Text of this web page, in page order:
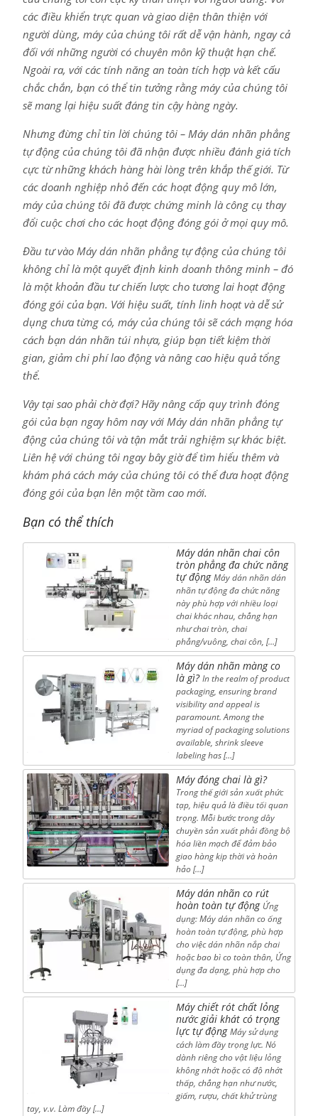
các điều khiển trực quan và giao diện thân thiện với
người dùng, máy của chúng tôi rất dễ vận hành, ngay cả
đối với những người có chuyên môn kỹ thuật hạn chế.
Ngoài ra, với các tính năng an toàn tích hợp và kết cấu
chắc chắn, bạn có thể tin tưởng rằng máy của chúng tôi
sẽ mang lại hiệu suất đáng tin cậy hàng ngày.
Nhưng đừng chỉ tin lời chúng tôi – Máy dán nhãn phẳng
tự động của chúng tôi đã nhận được nhiều đánh giá tích
cực từ những khách hàng hài lòng trên khắp thế giới. Từ
các doanh nghiệp nhỏ đến các hoạt động quy mô lớn,
máy của chúng tôi đã được chứng minh là công cụ thay
đổi cuộc chơi cho các hoạt động đóng gói ở mọi quy mô.
Đầu tư vào Máy dán nhãn phẳng tự động của chúng tôi
không chỉ là một quyết định kinh doanh thông minh – đó
là một khoản đầu tư chiến lược cho tương lai hoạt động
đóng gói của bạn. Với hiệu suất, tính linh hoạt và dễ sử
dụng chưa từng có, máy của chúng tôi sẽ cách mạng hóa
cách bạn dán nhãn túi nhựa, giúp bạn tiết kiệm thời
gian, giảm chi phí lao động và nâng cao hiệu quả tổng
thể.
Vậy tại sao phải chờ đợi? Hãy nâng cấp quy trình đóng
gói của bạn ngay hôm nay với Máy dán nhãn phẳng tự
động của chúng tôi và tận mắt trải nghiệm sự khác biệt.
Liên hệ với chúng tôi ngay bây giờ để tìm hiểu thêm và
khám phá cách máy của chúng tôi có thể đưa hoạt động
đóng gói của bạn lên một tầm cao mới.
Bạn có thể thích
Máy dán nhãn chai côn
tròn phẳng đa chức năng
tự động Máy dán nhãn dán
nhãn tự động đa chức năng
này phù hợp với nhiều loại
chai khác nhau, chẳng hạn
như chai tròn, chai
phẳng/vuông, chai côn, […]
Máy dán nhãn màng co
là gì? In the realm of product
packaging, ensuring brand
visibility and appeal is
paramount. Among the
myriad of packaging solutions
available, shrink sleeve
labeling has […]
Máy đóng chai là gì?
Trong thế giới sản xuất phức
tạp, hiệu quả là điều tối quan
trọng. Mỗi bước trong dây
chuyền sản xuất phải đồng bộ
hóa liền mạch để đảm bảo
giao hàng kịp thời và hoàn
hảo […]
Máy dán nhãn co rút
hoàn toàn tự động Ứng
dụng: Máy dán nhãn co ống
hoàn toàn tự động, phù hợp
cho việc dán nhãn nắp chai
hoặc bao bì co toàn thân, Ứng
dụng đa dạng, phù hợp cho
[…]
Máy chiết rót chất lỏng
nước giải khát có trọng
lực tự động Máy sử dụng
cách làm đầy trọng lực. Nó
dành riêng cho vật liệu lỏng
không nhớt hoặc có độ nhớt
thấp, chẳng hạn như nước,
giấm, rượu, chất khử trùng
tay, v.v. Làm đầy […]